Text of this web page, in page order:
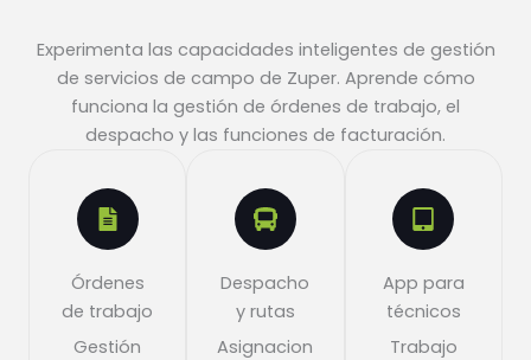
Experimenta las capacidades inteligentes de gestión
de servicios de campo de Zuper. Aprende cómo
funciona la gestión de órdenes de trabajo, el
despacho y las funciones de facturación.
Órdenes
de trabajo
Gestión
Despacho
y rutas
Asignacion
App para
técnicos
Trabajo